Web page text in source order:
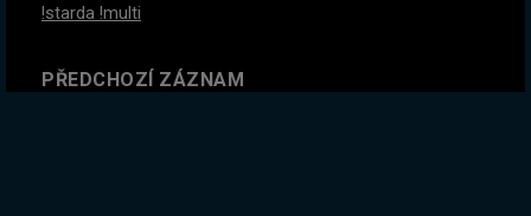
!starda !multi
PŘEDCHOZÍ ZÁZNAM